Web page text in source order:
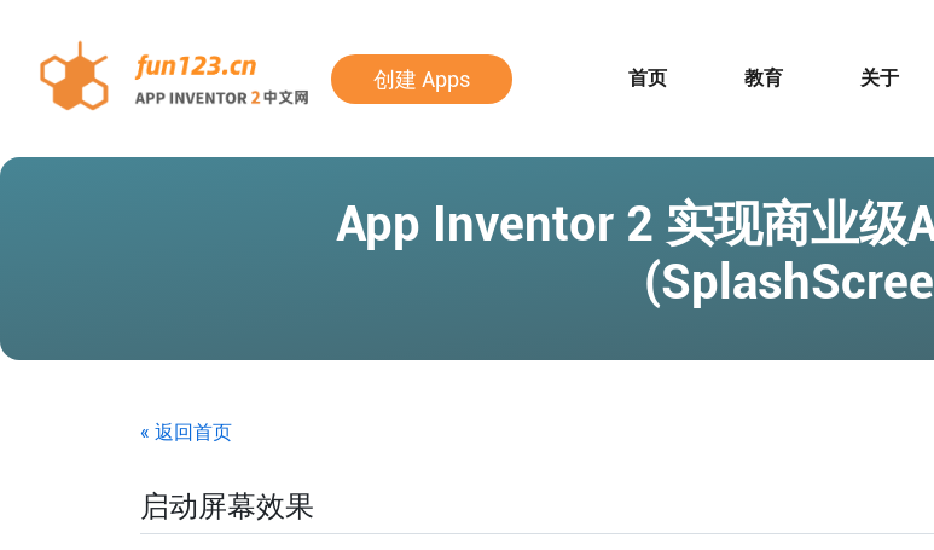
创建 Apps 首页 教育 关于
App Inventor 2 实现商业级
« 返回首页
启动屏幕效果